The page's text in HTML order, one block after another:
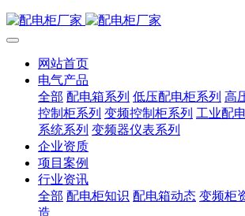
网站首页
电气产品
全部 配电箱系列 低压配电柜系列 高
控制柜系列 变频控制柜系列 工业配
系统系列 变频器仪表系列
企业资质
项目案例
行业资讯
全部 配电柜知识 配电箱动态 变频柜
造